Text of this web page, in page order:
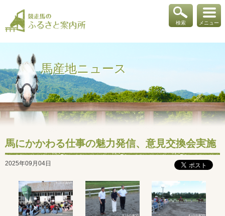
メニュー
検索
馬産地ニュース
馬にかかわる仕事の魅力発信、意見交換会実施
2025年09月04日